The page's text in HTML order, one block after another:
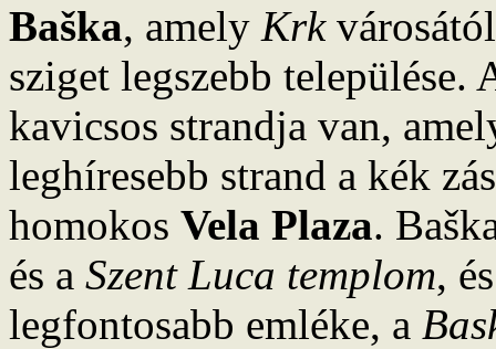
Baška, amely Krk
sziget legszebb települése.
kavicsos strandja van,
leghíresebb strand a kék
homokos Vela Plaza.
és a Szent Luca templom,
legfontosabb emléke, a